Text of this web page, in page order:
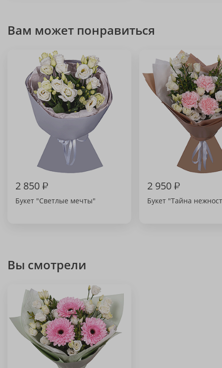
Вам может понравиться
2 850₽
Букет "Светлые мечты"
2 950₽
Букет "Тайна
Вы смотрели